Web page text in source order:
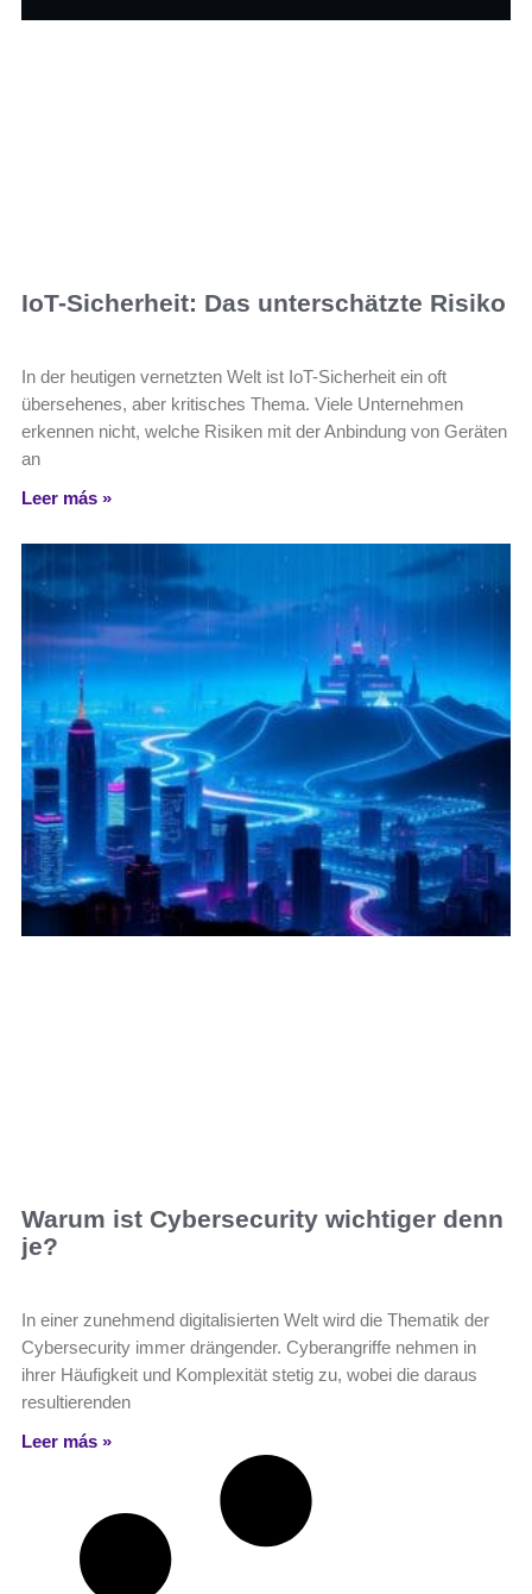
IoT-Sicherheit: Das unterschätzte Risiko
In der heutigen vernetzten Welt ist IoT-Sicherheit ein oft
übersehenes, aber kritisches Thema. Viele Unternehmen
erkennen nicht, welche Risiken mit der Anbindung von Geräten
an
Leer más »
Warum ist Cybersecurity wichtiger denn
je?
In einer zunehmend digitalisierten Welt wird die Thematik der
Cybersecurity immer drängender. Cyberangriffe nehmen in
ihrer Häufigkeit und Komplexität stetig zu, wobei die daraus
resultierenden
Leer más »